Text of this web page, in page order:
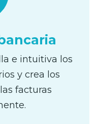
e intuitiva los
y crea los
facturas